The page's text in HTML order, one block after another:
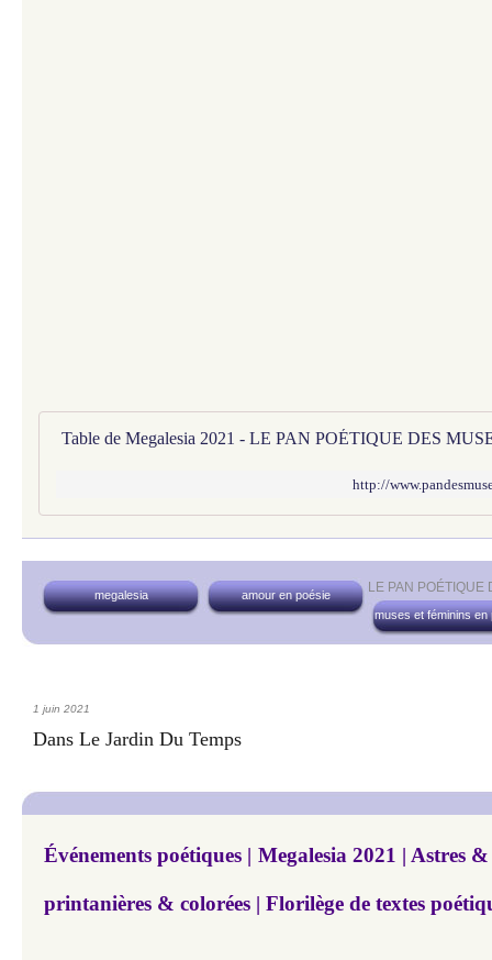
Table de Megalesia 2021 - LE PAN POÉTIQUE DES
http://
LE PAN POÉTIQUE
megalesia
amour en poésie
muses et féminins en
1 juin 2021
Dans Le Jardin Du Temps
Événements poétiques | Megalesia 2021 | Astres
printanières & colorées | Florilège de textes